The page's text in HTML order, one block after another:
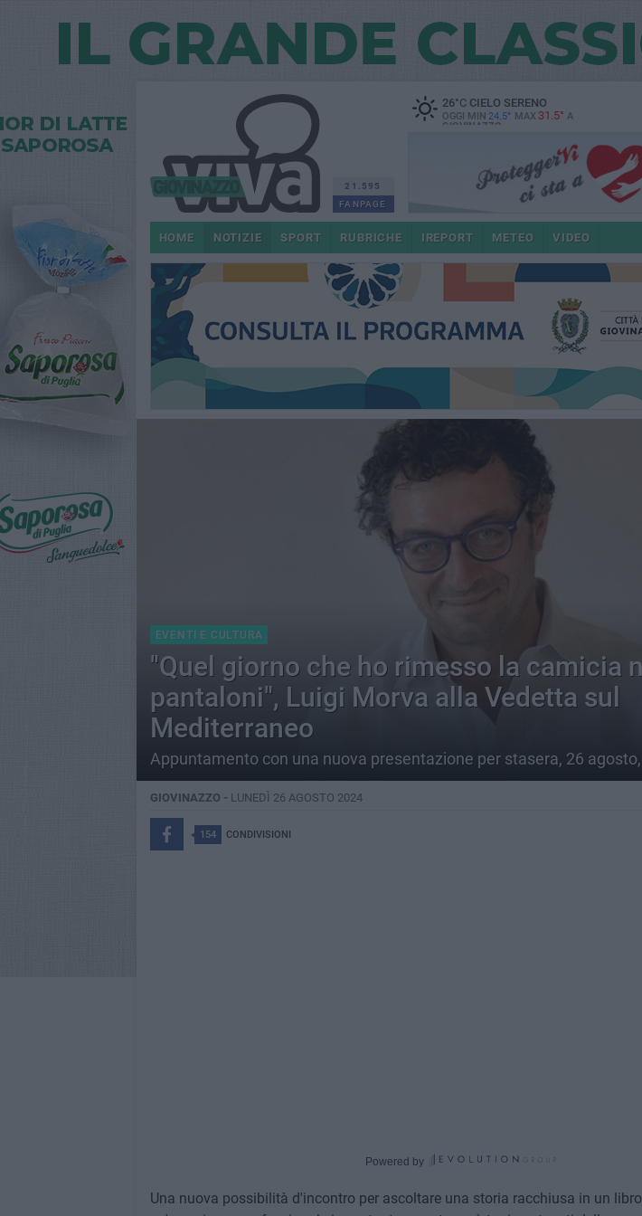
21.595
FANPAGE
26°CCIELO SERENO
OGGI MIN 24.5° MAX 31.5° A
GIOVINAZZO
HOME NOTIZIE SPORT RUBRICHE IREPORT METEO VIDEO
EVENTI E CULTURA
"Quel giorno che ho rimesso la camicia
pantaloni", Luigi Morva alla Vedetta sul
Mediterraneo
Appuntamento con una nuova presentazione per stasera, 26
GIOVINAZZO - LUNEDÌ 26 AGOSTO 2024
154 CONDIVISIONI
Powered by
Una nuova possibilità d'incontro per ascoltare una storia racchiusa in un